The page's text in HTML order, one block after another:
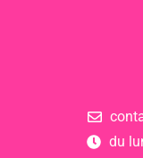
du